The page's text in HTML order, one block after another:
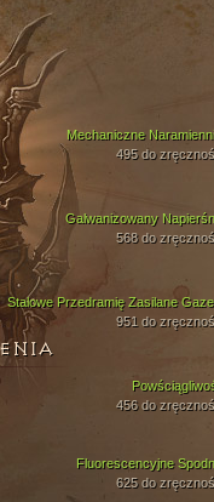
Galwanizowany
568 do
Stalowe Przedramię Zasilane
951 do
Mechaniczne
495 do
Fluorescencyjne
625 do
456 do